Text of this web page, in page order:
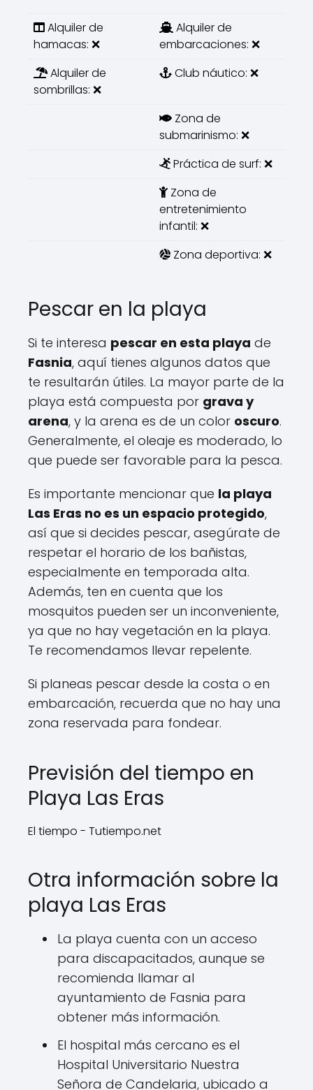
Alquiler de
hamacas: ❌
Alquiler de
embarcaciones: ❌
Alquiler de
sombrillas: ❌
Club náutico: ❌
Zona de
submarinismo: ❌
Práctica de surf: ❌
Zona de
entretenimiento
infantil: ❌
Zona deportiva: ❌
Pescar en la playa
Si te interesa pescar en esta playa de
Fasnia, aquí tienes algunos datos que
te resultarán útiles. La mayor parte de la
playa está compuesta por grava y
arena, y la arena es de un color oscuro.
Generalmente, el oleaje es moderado, lo
que puede ser favorable para la pesca.
Es importante mencionar que la playa
Las Eras no es un espacio protegido,
así que si decides pescar, asegúrate de
respetar el horario de los bañistas,
especialmente en temporada alta.
Además, ten en cuenta que los
mosquitos pueden ser un inconveniente,
ya que no hay vegetación en la playa.
Te recomendamos llevar repelente.
Si planeas pescar desde la costa o en
embarcación, recuerda que no hay una
zona reservada para fondear.
Previsión del tiempo en
Playa Las Eras
El tiempo - Tutiempo.net
Otra información sobre la
playa Las Eras
La playa cuenta con un acceso
para discapacitados, aunque se
recomienda llamar al
ayuntamiento de Fasnia para
obtener más información.
El hospital más cercano es el
Hospital Universitario Nuestra
Señora de Candelaria, ubicado a